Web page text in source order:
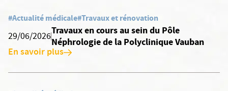
#Actualité médicale#Travaux et rénovation
29/06/2026
Travaux en cours au sein du Pôle
Néphrologie de la Polyclinique Vauban
En savoir plus